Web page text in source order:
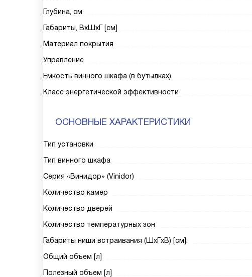
Глубина, см
Габариты, ВxШxГ [см]
Материал покрытия
Управление
Емкость винного шкафа (в бутылках)
Класс энергетической эффективности
ОСНОВНЫЕ ХАРАКТЕРИСТИКИ
Тип установки
Тип винного шкафа
Серия «Винидор» (Vinidor)
Количество камер
Количество дверей
Количество температурных зон
Габариты ниши встраивания (ШxГxВ) [см]:
Общий объем [л]
Полезный объем [л]